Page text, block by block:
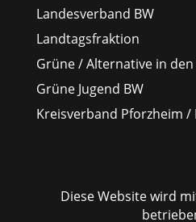
Landesverband BW
Landtagsfraktion
Grüne / Alternative in den
Grüne Jugend BW
Kreisverband Pforzheim /
Diese Website wird